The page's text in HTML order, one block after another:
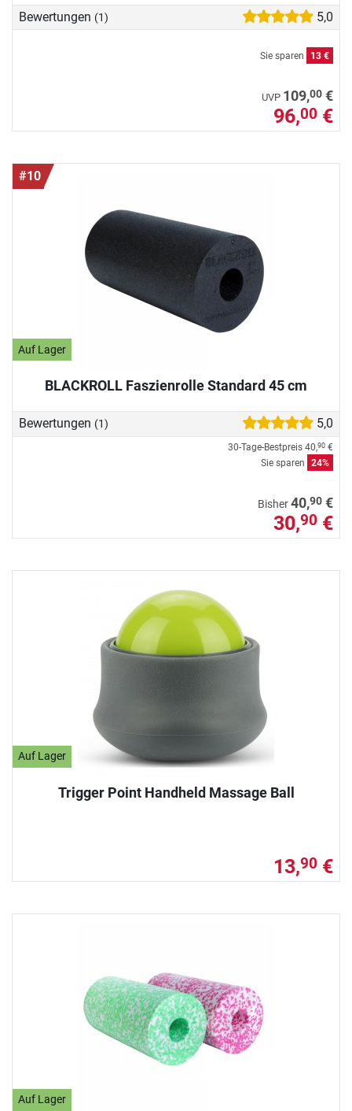
Bewertungen (1) 5,0
Sie sparen 13 €
UVP 109,00 €
96,00 €
#10
Auf Lager
BLACKROLL Faszienrolle Standard 45 cm
Bewertungen (1) 5,0
30-Tage-Bestpreis 40,90 €
Sie sparen
24%
Bisher40,90 €
30,90 €
Auf Lager
Trigger Point Handheld Massage Ball
13,90 €
Auf Lager